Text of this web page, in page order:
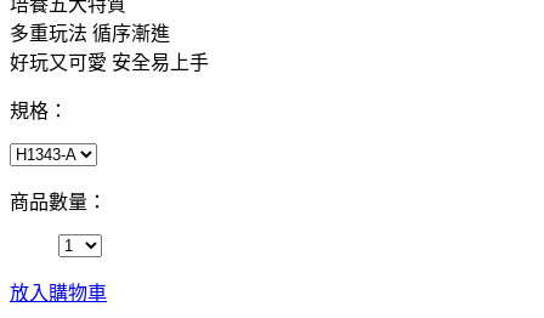
培養五大特質
多重玩法 循序漸進
好玩又可愛 安全易上手
規格：
商品數量：
放入購物車